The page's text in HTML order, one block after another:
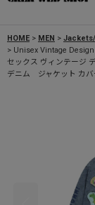
HOME > MEN >
> Unisex Vintage
セックス ヴィンテージ
デニム ジャケット カバ